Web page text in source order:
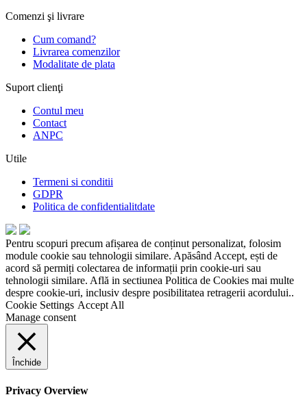
Comenzi şi livrare
Cum comand?
Livrarea comenzilor
Modalitate de plata
Suport clienţi
Contul meu
Contact
ANPC
Utile
Termeni si conditii
GDPR
Politica de confidentialitdate
Pentru scopuri precum afișarea de conținut personalizat, folosim
module cookie sau tehnologii similare. Apăsând Accept, ești de
acord să permiți colectarea de informații prin cookie-uri sau
tehnologii similare. Află in sectiunea Politica de Cookies mai multe
despre cookie-uri, inclusiv despre posibilitatea retragerii acordului..
Cookie Settings Accept All
Manage consent
Închide
Privacy Overview